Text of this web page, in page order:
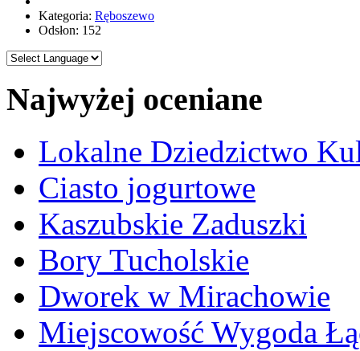
Kategoria: Ręboszewo
Odsłon: 152
Najwyżej oceniane
Lokalne Dziedzictwo
Ciasto jogurtowe
Kaszubskie Zaduszki
Bory Tucholskie
Dworek w Mirachowie
Miejscowość Wygoda